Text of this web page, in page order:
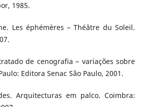
1985.
Les éphémères – Théâtre du Soleil.
de cenografia – variações sobre
Editora Senac São Paulo, 2001.
Arquitecturas em palco. Coimbra: